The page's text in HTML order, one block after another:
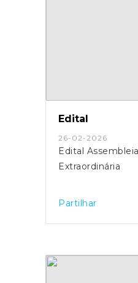
Edital
26-02-2026
Edital
Extraordinária
Partilhar